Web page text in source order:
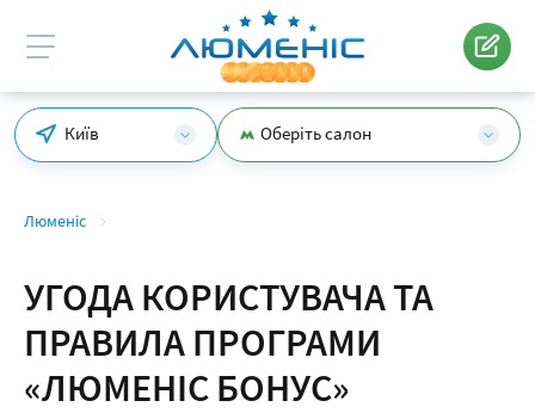
Київ Оберіть салон
Люменіс
УГОДА КОРИСТУВАЧА ТА
ПРАВИЛА ПРОГРАМИ
«ЛЮМЕНІС БОНУС»